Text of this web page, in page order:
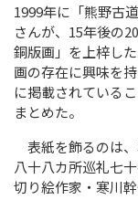
1999年に「熊野古
さんが、15年後の
銅版画」を上梓し
画の存在に興味を
に掲載されている
まとめた。
表紙を飾るのは
八十八カ所巡礼七
切り絵作家・寒川幹